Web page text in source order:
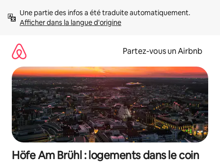
directement
Afficher dans la langue d'origine
Partez-vous un Airbnb
Höfe Am Brühl : logements dans le coin